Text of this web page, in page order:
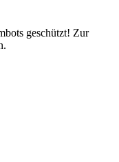
geschützt! Zur